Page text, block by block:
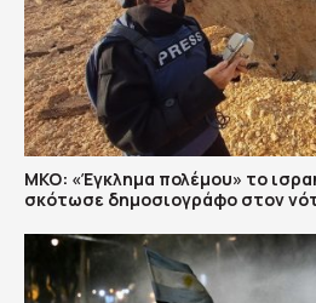
ΜΚΟ: «Έγκλημα πολέμου» το
σκότωσε δημοσιογράφο στον